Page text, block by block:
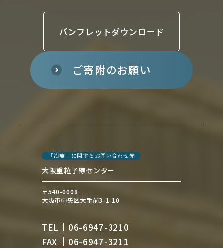
パンフレットダウンロード
ご寄附のお願い
「治療」に関するお問い合わせ先
大阪重粒子線センター
〒540-0008
大阪市中央区大手前3-1-10
TEL
06-6947-3210
FAX
06-6947-3211